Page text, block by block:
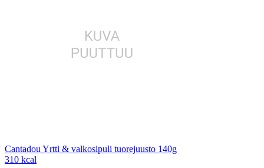
Cantadou Yrtti & valkosipuli tuorejuusto 140g
310 kcal